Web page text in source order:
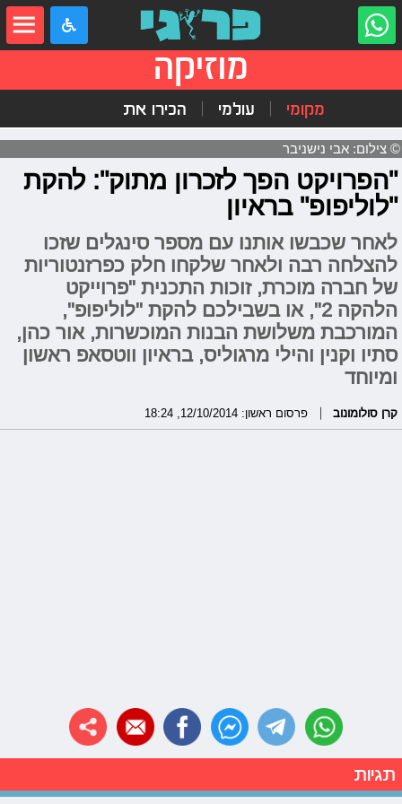
מוזיקה
מקומי עולמי הכירו את
© צילום: אבי נישניבר
"הפרויקט הפך לזכרון מתוק": להקת
"לוליפופ" בראיון
לאחר שכבשו אותנו עם מספר סינגלים שזכו
להצלחה רבה ולאחר שלקחו חלק כפרזנטוריות
של חברה מוכרת, זוכות התכנית "פרוייקט
הלהקה 2", או בשבילכם להקת "לוליפופ",
המורכבת משלושת הבנות המוכשרות, אור כהן,
סתיו וקנין והילי מרגוליס, בראיון ווטסאפ ראשון
ומיוחד
קרן סולומונוב פרסום ראשון: 12/10/2014, 18:24
תגיות